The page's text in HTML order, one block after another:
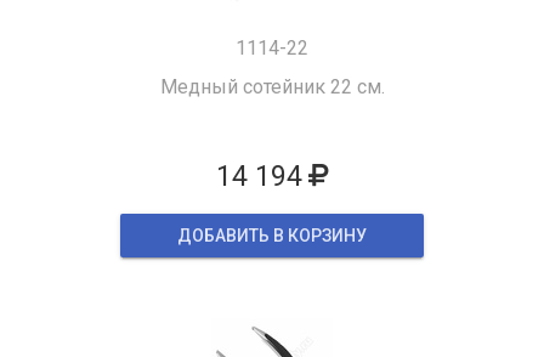
1114-22
Медный сотейник 22 см.
14 194
ДОБАВИТЬ В КОРЗИНУ